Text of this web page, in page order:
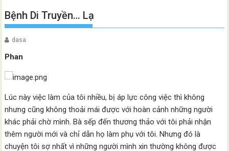
Bệnh Di Truyền… Lạ
dasa
Phan
Lúc này việc làm của tôi nhiều, bị áp lực công việc thì không
nhưng cũng không thoải mái được với hoàn cảnh những người
khác phải chờ mình. Bà sếp đến thương thảo với tôi phải nhận
thêm người mới và chỉ dẫn họ làm phụ với tôi. Nhưng đó là
chuyện tôi sợ nhất vì những người mình xin thường không được